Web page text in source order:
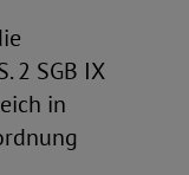
2 SGB IX
in